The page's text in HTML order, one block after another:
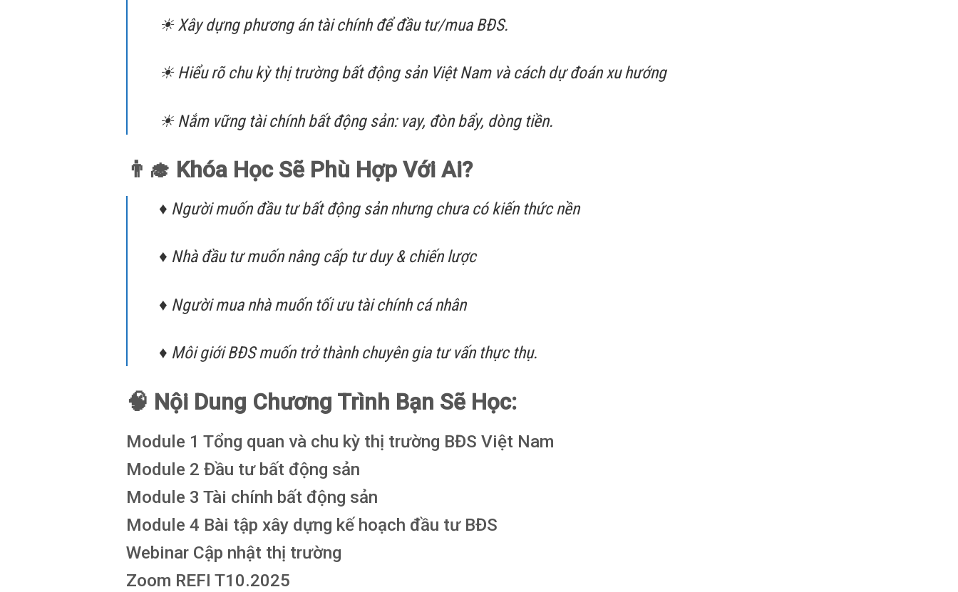
☀ Xây dựng phương án tài chính để đầu tư/mua BĐS.
☀ Hiểu rõ chu kỳ thị trường bất động sản Việt Nam và cách dự đoán xu hướng
☀ Nắm vững tài chính bất động sản: vay, đòn bẩy, dòng tiền.
👨‍🎓 Khóa Học Sẽ Phù Hợp Với Ai?
♦ Người muốn đầu tư bất động sản nhưng chưa có kiến thức nền
♦ Nhà đầu tư muốn nâng cấp tư duy & chiến lược
♦ Người mua nhà muốn tối ưu tài chính cá nhân
♦ Môi giới BĐS muốn trở thành chuyên gia tư vấn thực thụ.
🧠 Nội Dung Chương Trình Bạn Sẽ Học:
Module 1 Tổng quan và chu kỳ thị trường BĐS Việt Nam
Module 2 Đầu tư bất động sản
Module 3 Tài chính bất động sản
Module 4 Bài tập xây dựng kế hoạch đầu tư BĐS
Webinar Cập nhật thị trường
Zoom REFI T10.2025